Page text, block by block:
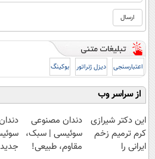
اعتبارسنجی دیزل ژنراتور بوکینگ
از سراسر وب
این دکتر شیرازی
کرم ترمیم زخم
ایرانی را
دندان مصنوعی
سوئیسی | سبک،
مقاوم، طبیعی!